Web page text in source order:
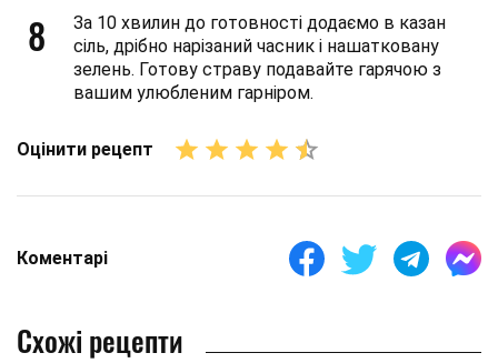
8
За 10 хвилин до готовності додаємо в казан
сіль, дрібно нарізаний часник і нашатковану
зелень. Готову страву подавайте гарячою з
вашим улюбленим гарніром.
Оцінити рецепт
Коментарі
Схожі рецепти